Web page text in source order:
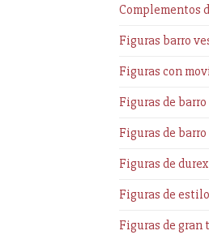
Complementos
Figuras barro
Figuras con
Figuras de barro
Figuras de
Figuras de
Figuras de
Figuras de gran